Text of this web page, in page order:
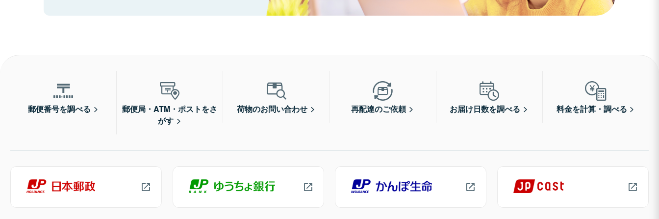
郵便番号を調べる
郵便局・ATM・ポストをさ
がす
荷物のお問い合わせ 再配達のご依頼 お届け日数を調べる 料金を計算・調べる